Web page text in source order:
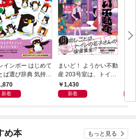
インボー はじめて
ば選び辞典 気持ち
とば
新着
まいど！ ようかい不動
産 203号室は、トイレ
の花子さんの部屋？
1,430
新着
め本 もっと見る